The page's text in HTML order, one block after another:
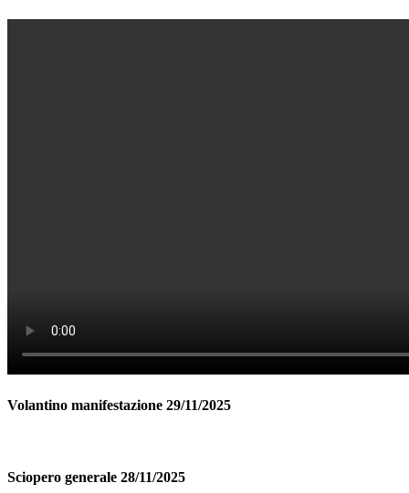
Volantino manifestazione 29/11/2025
Sciopero generale 28/11/2025